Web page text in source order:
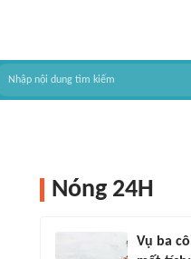
Nóng 24H
Vụ ba